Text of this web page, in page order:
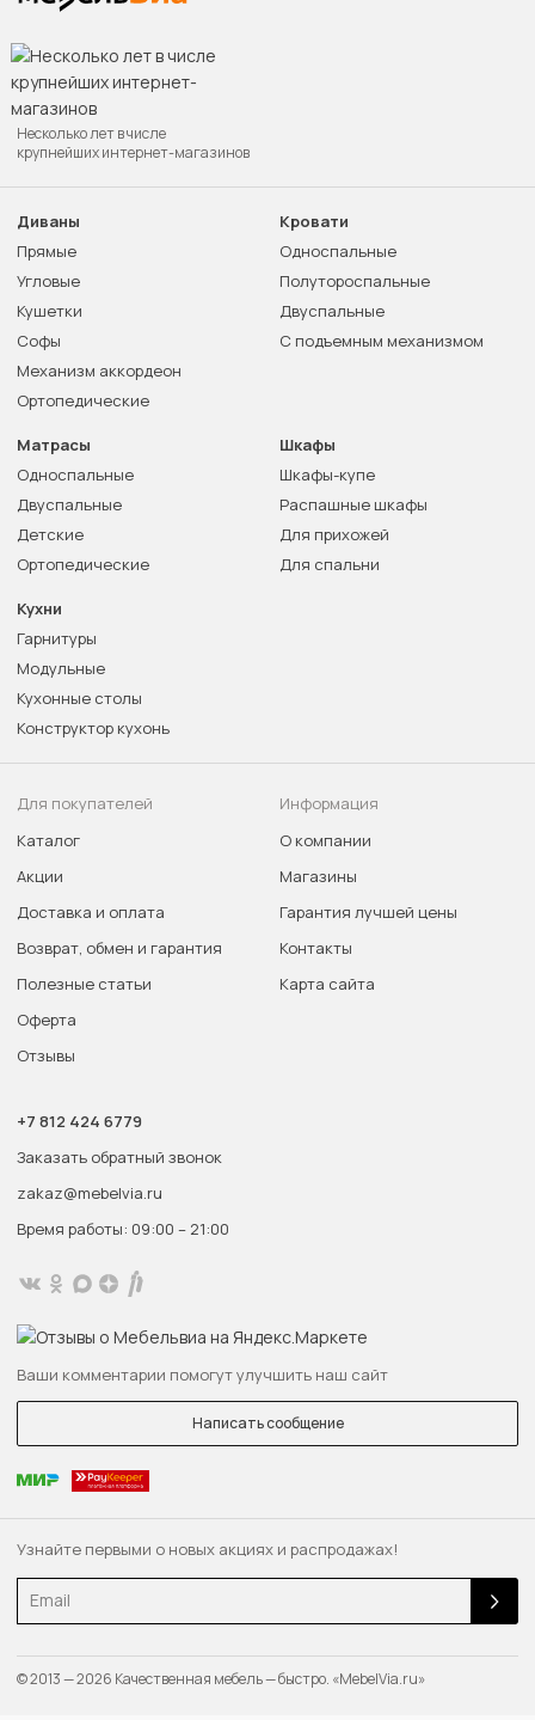
Узнайте первыми о новых акциях и распродажах!
Несколько лет в числе
крупнейших интернет-магазинов
Диваны
Прямые
Угловые
Кушетки
Софы
Механизм аккордеон
Ортопедические
Кровати
Односпальные
Полутороспальные
Двуспальные
С подъемным механизмом
Матрасы
Односпальные
Двуспальные
Детские
Ортопедические
Шкафы
Шкафы-купе
Распашные шкафы
Для прихожей
Для спальни
Кухни
Гарнитуры
Модульные
Кухонные столы
Конструктор кухонь
Для покупателей
Каталог
Акции
Доставка и оплата
Возврат, обмен и гарантия
Полезные статьи
Оферта
Отзывы
Информация
О компании
Магазины
Гарантия лучшей цены
Контакты
Карта сайта
+7 812 424 6779
Заказать обратный звонок
zakaz@mebelvia.ru
Время работы: 09:00 – 21:00
Ваши комментарии помогут улучшить наш сайт
Написать сообщение
© 2013 — 2026 Качественная мебель — быстро. «MebelVia.ru»